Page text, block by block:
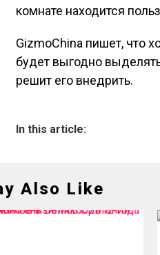
комнате находится
GizmoChina пишет, что
будет выгодно
решит его внедрить.
In this article:
Also Like